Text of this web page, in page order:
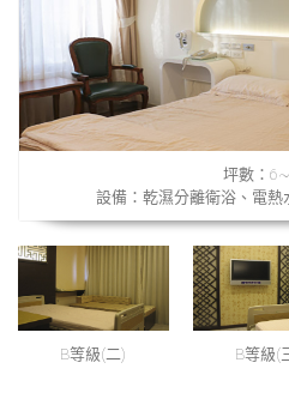
坪數：
設備：乾濕分離衛浴、電熱
B等級(二) B等級(